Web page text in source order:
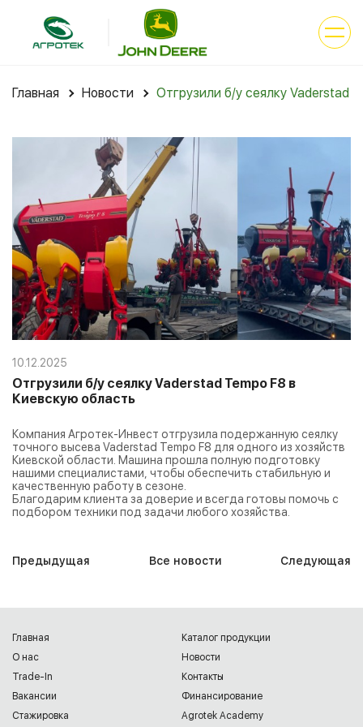
Главная Новости Отгрузили б/у сеялку Vaderstad
10.12.2025
Отгрузили б/у сеялку Vaderstad Tempo F8 в
Киевскую область
Компания Агротек-Инвест отгрузила подержанную сеялку
точного высева Vaderstad Tempo F8 для одного из хозяйств
Киевской области. Машина прошла полную подготовку
нашими специалистами, чтобы обеспечить стабильную и
качественную работу в сезоне.
Благодарим клиента за доверие и всегда готовы помочь с
подбором техники под задачи любого хозяйства.
Предыдущая Все новости Следующая
Главная
Каталог продукции
О нас
Новости
Trade-In
Контакты
Вакансии
Финансирование
Cтажировка
Agrotek Academy